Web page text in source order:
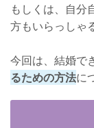
もしくは、自分
方もいらっしゃ
今回は、結婚で
るための方法に